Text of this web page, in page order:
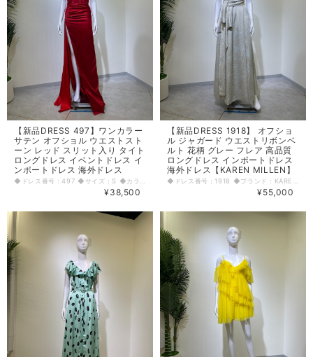
【新品DRESS 497】ワンカラー
サテン オフショル ウエストスト
ーン レッド スリット入り タイト
ロングドレス イベントドレス イ
ンポートドレス 海外ドレス
¥38,500
【新品DRESS 1918】 オフショ
ル ジャガード ウエストリボンベ
ルト 花柄 グレー フレア 高品質
ロングドレス インポートドレス
海外ドレス【KAREN MILLEN】
¥55,000